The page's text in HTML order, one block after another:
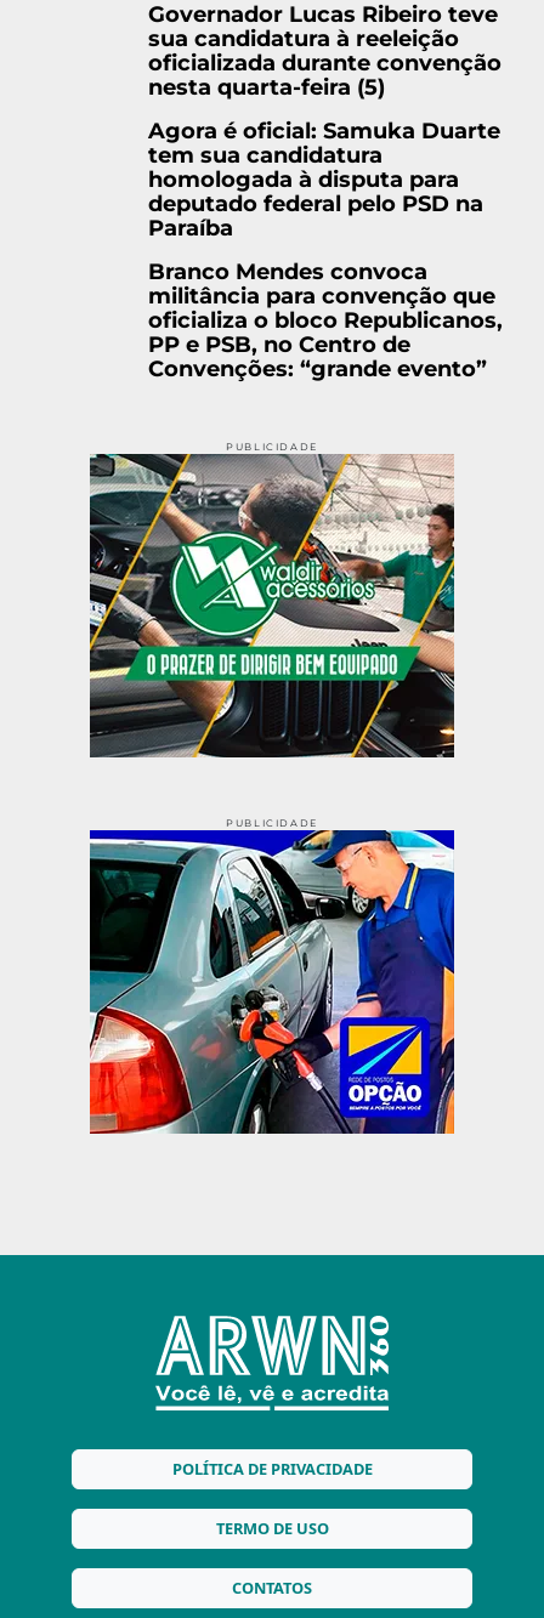
Governador Lucas Ribeiro teve
sua candidatura à reeleição
oficializada durante convenção
nesta quarta-feira (5)
Agora é oficial: Samuka Duarte
tem sua candidatura
homologada à disputa para
deputado federal pelo PSD na
Paraíba
Branco Mendes convoca
militância para convenção que
oficializa o bloco Republicanos,
PP e PSB, no Centro de
Convenções: “grande evento”
PUBLICIDADE
PUBLICIDADE
POLÍTICA DE PRIVACIDADE
TERMO DE USO
CONTATOS